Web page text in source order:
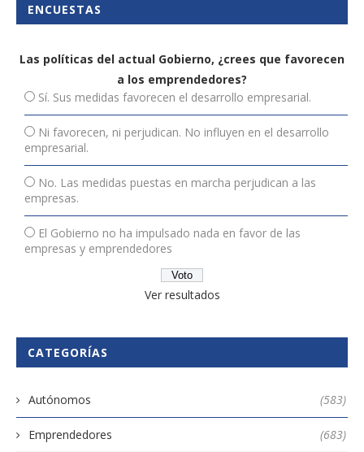
ENCUESTAS
Las políticas del actual Gobierno, ¿crees que favorecen
a los emprendedores?
Sí. Sus medidas favorecen el desarrollo empresarial.
Ni favorecen, ni perjudican. No influyen en el desarrollo
empresarial.
No. Las medidas puestas en marcha perjudican a las
empresas.
El Gobierno no ha impulsado nada en favor de las
empresas y emprendedores
Ver resultados
CATEGORÍAS
Autónomos (583)
Emprendedores (683)